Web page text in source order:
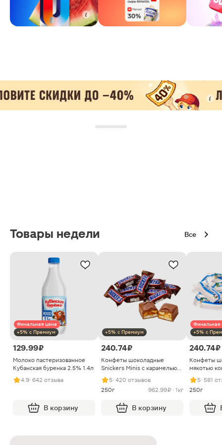
Товары недели Все
Финальная цена
+5% с Премиум
129.99 ₽
Молоко пастеризованное
Кубанская буренка 2.5% 1.4л
4.9· 642 отзыва
В корзину
+5% с Премиум
240.74 ₽
Конфеты шоколадные
Snickers Minis с карамелью
арахисом и нугой
5· 420 отзывов
250г
962.99 ₽ · 1кг
В корзину
Финальная
+5% с
240.74 ₽
Конфеты
мякотью
5· 581
250г